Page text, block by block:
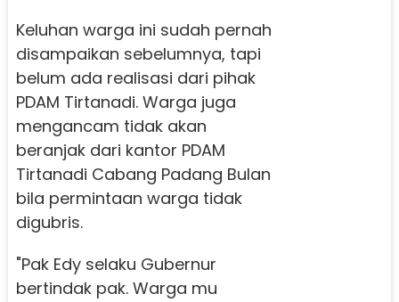
Keluhan warga ini sudah pernah
disampaikan sebelumnya, tapi
belum ada realisasi dari pihak
PDAM Tirtanadi. Warga juga
mengancam tidak akan
beranjak dari kantor PDAM
Tirtanadi Cabang Padang Bulan
bila permintaan warga tidak
digubris.
"Pak Edy selaku Gubernur
bertindak pak. Warga mu